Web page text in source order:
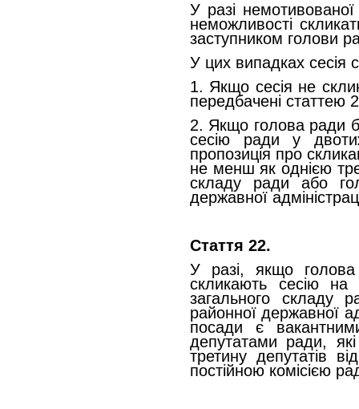
У разі
неможливості
заступником голови
У цих випадках сесія
1. Якщо сесія не
передбачені статтею
2. Якщо голова ради
сесію ради у
пропозиція про
не менш як однією
складу ради або
державної
Стаття 22.
У разі, якщо
скликають сесію на
загального складу
районної державної
посади є
депутатами ради,
третину депутатів
постійною комісією